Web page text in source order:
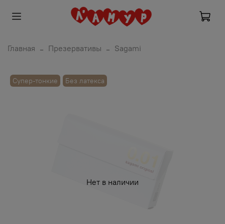
Главная Презервативы Sagami
Нет в наличии
Супер-тонкие Без латекса